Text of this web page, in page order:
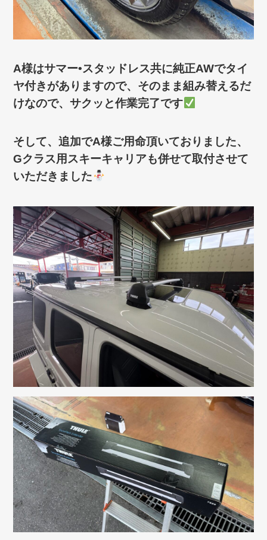
A様はサマー•スタッドレス共に純正AWでタイ
ヤ付きがありますので、そのまま組み替えるだ
けなので、サクッと作業完了です
そして、追加でA様ご用命頂いておりました、
Gクラス用スキーキャリアも併せて取付させて
いただきました